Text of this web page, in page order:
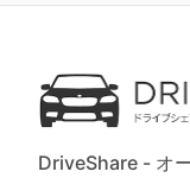
DriveShare - オ